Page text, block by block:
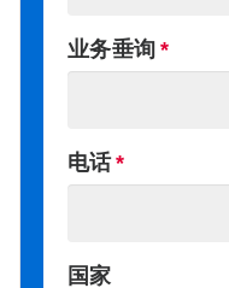
业务垂询
电话
国家